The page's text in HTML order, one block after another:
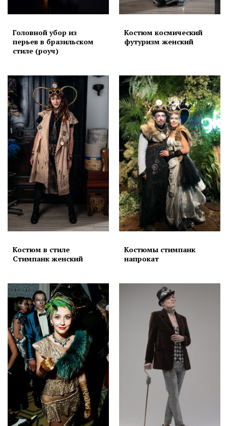
Головной убор из
перьев в бразильском
стиле (роуч)
Костюм космический
футуризм женский
Костюм в стиле
Стимпанк женский
Костюмы стимпанк
напрокат